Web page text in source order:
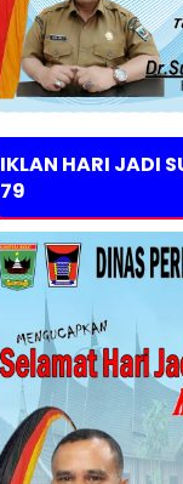
IKLAN HARI JADI
79